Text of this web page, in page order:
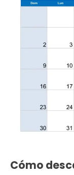
Cómo